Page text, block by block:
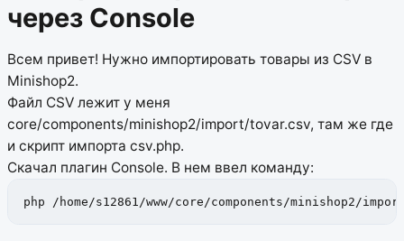
через Console
Всем привет! Нужно импортировать товары из CSV в
Minishop2.
Файл CSV лежит у меня
core/components/minishop2/import/tovar.csv, там же где
и скрипт импорта csv.php.
Скачал плагин Console. В нем ввел команду:
php /home/s12861/www/core/components/